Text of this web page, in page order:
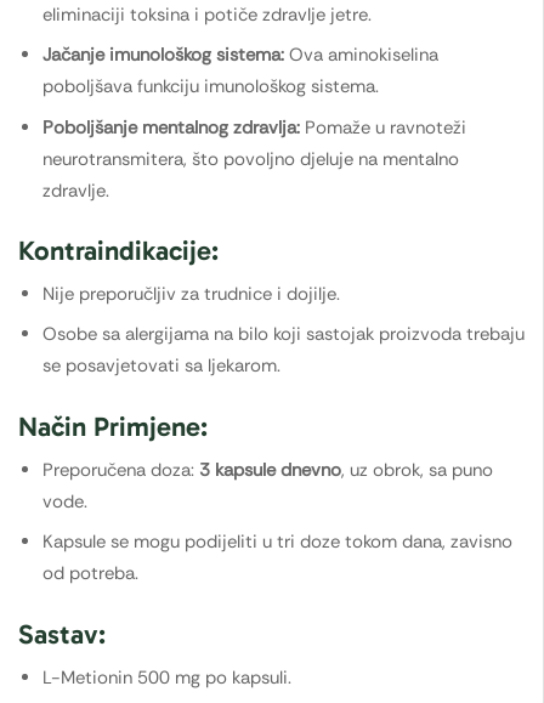
eliminaciji toksina i potiče zdravlje jetre.
Jačanje imunološkog sistema: Ova aminokiselina
poboljšava funkciju imunološkog sistema.
Poboljšanje mentalnog zdravlja: Pomaže u ravnoteži
neurotransmitera, što povoljno djeluje na mentalno
zdravlje.
Kontraindikacije:
Nije preporučljiv za trudnice i dojilje.
Osobe sa alergijama na bilo koji sastojak proizvoda trebaju
se posavjetovati sa ljekarom.
Način Primjene:
Preporučena doza: 3 kapsule dnevno, uz obrok, sa puno
vode.
Kapsule se mogu podijeliti u tri doze tokom dana, zavisno
od potreba.
Sastav:
L-Metionin 500 mg po kapsuli.